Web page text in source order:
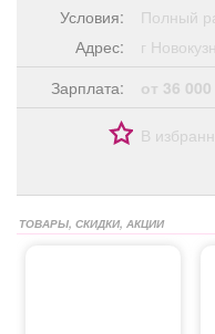
Условия:
Полный
Адрес:
г
Зарплата:
от 36
В
ТОВАРЫ, СКИДКИ, АКЦИИ